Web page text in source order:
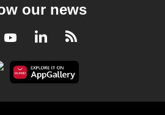
our news
YoutubeLinkedInRSS